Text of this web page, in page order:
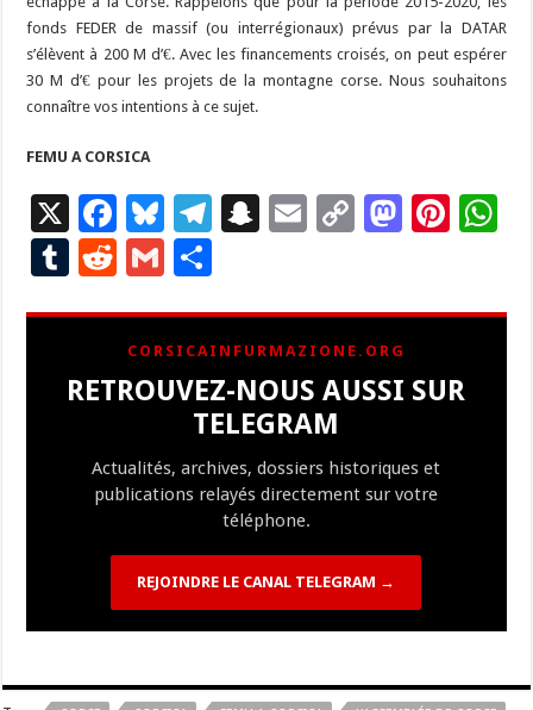
fonds FEDER de massif (ou interrégionaux) prévus par la DATAR
s’élèvent à 200 M d’€. Avec les financements croisés, on peut espérer
30 M d’€ pour les projets de la montagne corse. Nous souhaitons
connaître vos intentions à ce sujet.
FEMU A CORSICA
X
F
ac
e
b
o
o
Bl
u
es
ky
T
gr
a
m
S
p
c
h
at
E
l
C
y
Li
n
M
d
n
Pi
es
T
bl
r
R
d
di
t
G
ai
l
ta
g
er
CORSICAINFURMAZIONE.ORG
RETROUVEZ-NOUS AUSSI SUR
TELEGRAM
Actualités, archives, dossiers historiques et
publications relayés directement sur votre
téléphone.
REJOINDRE LE CANAL TELEGRAM →